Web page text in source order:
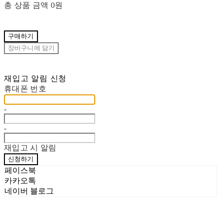
총 상품 금액 0원
구매하기
장바구니에 담기
재입고 알림 신청
휴대폰 번호
-
-
재입고 시 알림
신청하기
페이스북
카카오톡
네이버 블로그